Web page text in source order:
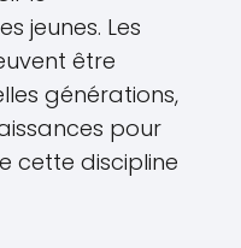
jeunes. Les
être
générations,
pour
cette discipline